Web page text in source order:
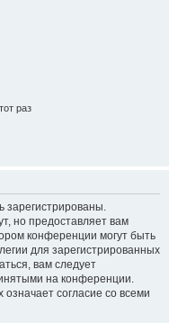
раз
но предоставляет вам
конференции могут быть
для зарегистрированных
вам следует
на конференции.
согласие со всеми